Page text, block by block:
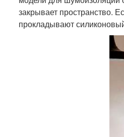
закрывает пространство.
прокладывают